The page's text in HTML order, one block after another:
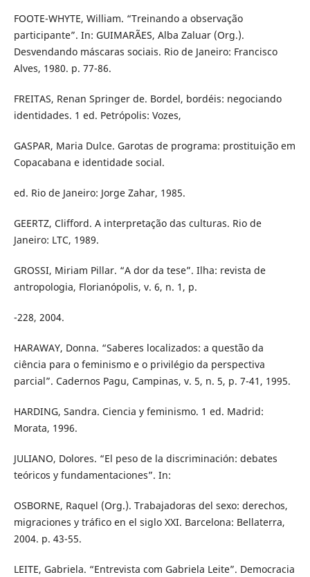
FOOTE-WHYTE, William. “Treinando a observação
participante”. In: GUIMARÃES, Alba Zaluar (Org.).
Desvendando máscaras sociais. Rio de Janeiro: Francisco
Alves, 1980. p. 77-86.
FREITAS, Renan Springer de. Bordel, bordéis: negociando
identidades. 1 ed. Petrópolis: Vozes,
GASPAR, Maria Dulce. Garotas de programa: prostituição em
Copacabana e identidade social.
ed. Rio de Janeiro: Jorge Zahar, 1985.
GEERTZ, Clifford. A interpretação das culturas. Rio de
Janeiro: LTC, 1989.
GROSSI, Miriam Pillar. “A dor da tese”. Ilha: revista de
antropologia, Florianópolis, v. 6, n. 1, p.
-228, 2004.
HARAWAY, Donna. “Saberes localizados: a questão da
ciência para o feminismo e o privilégio da perspectiva
parcial”. Cadernos Pagu, Campinas, v. 5, n. 5, p. 7-41, 1995.
HARDING, Sandra. Ciencia y feminismo. 1 ed. Madrid:
Morata, 1996.
JULIANO, Dolores. “El peso de la discriminación: debates
teóricos y fundamentaciones”. In:
OSBORNE, Raquel (Org.). Trabajadoras del sexo: derechos,
migraciones y tráfico en el siglo XXI. Barcelona: Bellaterra,
2004. p. 43-55.
LEITE, Gabriela. “Entrevista com Gabriela Leite”. Democracia